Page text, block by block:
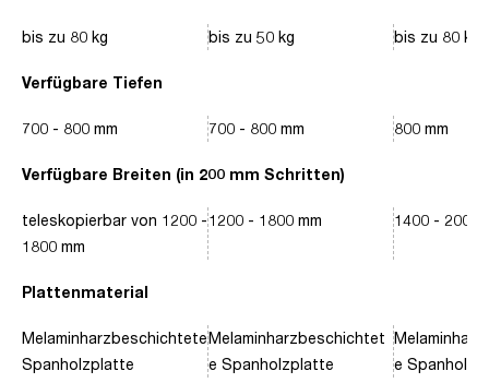
Verfügbare Tiefen
Verfügbare Breiten (in 200 mm Schritten)
Plattenmaterial
bis zu 80 kg
700 - 800 mm
teleskopierbar von 1200 -
1800 mm
Melaminharzbeschichtete
Spanholzplatte
bis zu 50 kg
700 - 800 mm
1200 - 1800 mm
Melaminharzbeschichtet
e Spanholzplatte
bis zu 80 kg
800 mm
1400 - 2000
e